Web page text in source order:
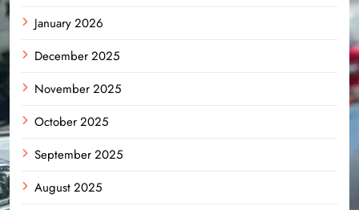
January 2026
December 2025
November 2025
October 2025
September 2025
August 2025